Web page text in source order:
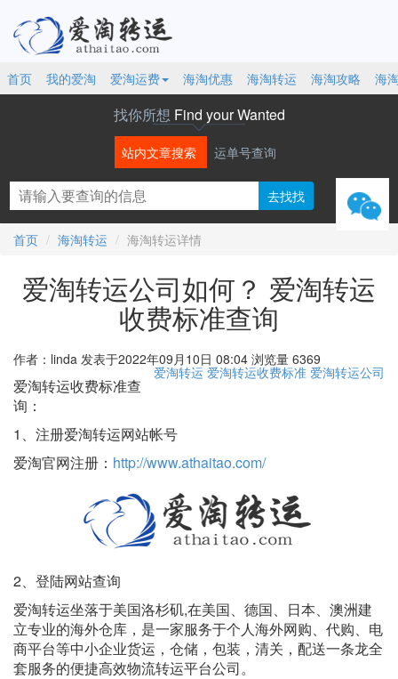
首页 我的爱淘 爱淘运费 海淘优惠 海淘转运 海淘攻略 海
找你所想 Find your Wanted
站内文章搜索 运单号查询
首页 海淘转运 海淘转运详情
爱淘转运公司如何？ 爱淘转运
收费标准查询
作者：linda 发表于2022年09月10日 08:04 浏览量 6369
爱淘转运 爱淘转运收费标准 爱淘转运公司
爱淘转运收费标准查
询：
1、注册爱淘转运网站帐号
爱淘官网注册： http://www.athaitao.com/
2、登陆网站查询
爱淘转运坐落于美国洛杉矶,在美国、德国、日本、澳洲建
立专业的海外仓库，是一家服务于个人海外网购、代购、电
商平台等中小企业货运，仓储，包装，清关，配送一条龙全
套服务的便捷高效物流转运平台公司。